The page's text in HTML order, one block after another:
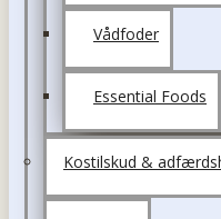
Vådfoder
Essential Foods
Kostilskud &